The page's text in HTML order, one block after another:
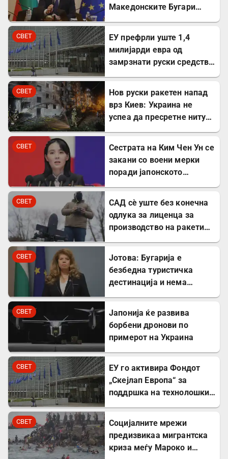
Македонските Бугари
СВЕТ
ЕУ префрли уште 1,4
милијарди евра од
замрзнати руски средства
СВЕТ
Нов руски ракетен напад
врз Киев: Украина не
успеа да пресретне ниту
СВЕТ
Сестрата на Ким Чен Ун се
закани со воени мерки
поради јапонското
СВЕТ
САД сè уште без конечна
одлука за лиценца за
производство на ракети
СВЕТ
Јотова: Бугарија е
безбедна туристичка
дестинација и нема
СВЕТ
Јапонија ќе развива
борбени дронови по
примерот на Украина
СВЕТ
ЕУ го активира Фондот
„Скејлап Европа“ за
поддршка на технолошки
СВЕТ
Социјалните мрежи
предизвикаа мигрантска
криза меѓу Мароко и